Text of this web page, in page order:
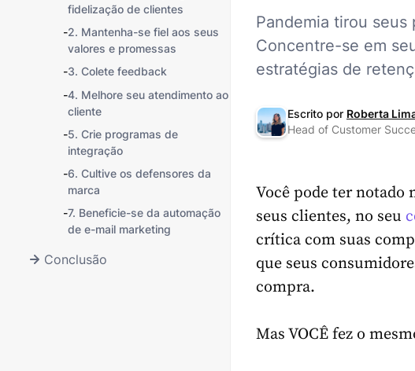
fidelização de clientes
-2. Mantenha-se fiel aos seus
valores e promessas
-3. Colete feedback
-4. Melhore seu atendimento ao
cliente
-5. Crie programas de
integração
-6. Cultive os defensores da
marca
-7. Beneficie-se da automação
de e-mail marketing
Conclusão
Pandemia tirou seus
Concentre-se em
estratégias de
Escrito por Roberta
Head of Customer
Você pode ter notado
seus clientes, no seu
crítica com suas
que seus
compra.
Mas VOCÊ fez o